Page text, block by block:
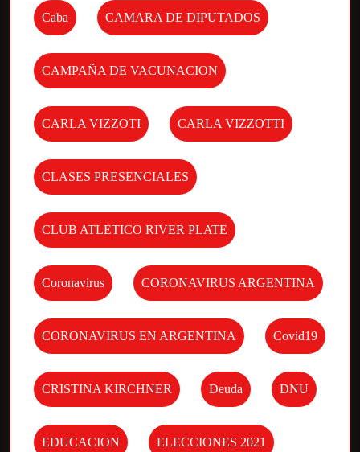
Caba CAMARA DE DIPUTADOS
CAMPAÑA DE VACUNACION
CARLA VIZZOTI CARLA VIZZOTTI
CLASES PRESENCIALES
CLUB ATLETICO RIVER PLATE
Coronavirus CORONAVIRUS ARGENTINA
CORONAVIRUS EN ARGENTINA Covid19
CRISTINA KIRCHNER Deuda DNU
EDUCACION ELECCIONES 2021